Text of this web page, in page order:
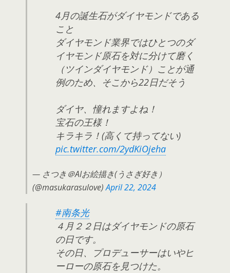
4月の誕生石がダイヤモンドである
こと
ダイヤモンド業界ではひとつのダ
イヤモンド原石を対に分けて磨く
（ツインダイヤモンド）ことが通
例のため、そこから22日だそう
ダイヤ、憧れますよね！
宝石の王様！
キラキラ！(高くて持ってない)
pic.twitter.com/2ydKiOjeha
— さつき＠AIお絵描き(うさぎ好き）
(@masukarasulove)April 22, 2024
#南条光
４月２２日はダイヤモンドの原石
の日です。
その日、プロデューサーはいやヒ
ーローの原石を見つけた。